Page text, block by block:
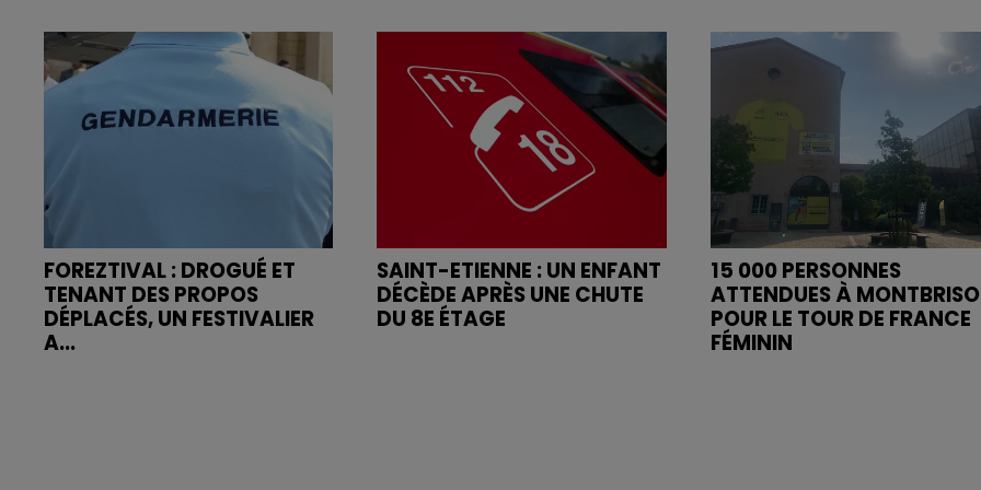
FOREZTIVAL : DROGUÉ ET
TENANT DES PROPOS
DÉPLACÉS, UN FESTIVALIER
A...
SAINT-ETIENNE : UN ENFANT
DÉCÈDE APRÈS UNE CHUTE
DU 8E ÉTAGE
15 000 PERSONNES
ATTENDUES À
POUR LE TOUR DE FRANCE
FÉMININ